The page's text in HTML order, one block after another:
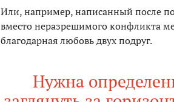
Или, например, написанный после
вместо неразрешимого конфликта
благодарная любовь двух подруг.
Нужна